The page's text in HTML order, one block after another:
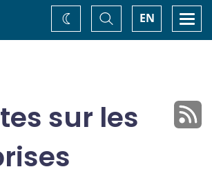
EN
Basculer
la
recherche
Changez
de
sur les